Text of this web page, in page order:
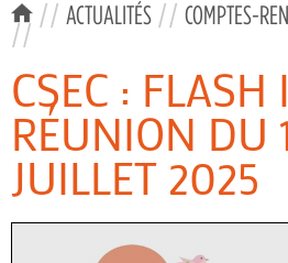
// ACTUALITÉS // COMPTES-
//
CSEC : FLASH
RÉUNION DU
JUILLET 2025